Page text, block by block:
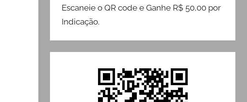
Escaneie o QR code e Ganhe R$ 50,00 por
Indicação.